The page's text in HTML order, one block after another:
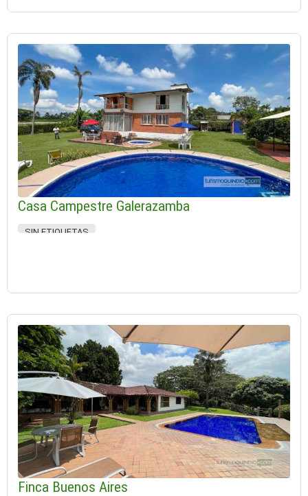
Casa Campestre Galerazamba
SIN ETIQUETAS
Finca Buenos Aires